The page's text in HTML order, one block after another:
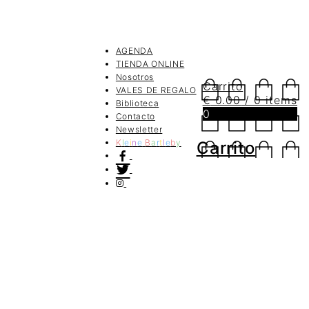
AGENDA
TIENDA ONLINE
Nosotros
VALES DE REGALO
Biblioteca
Contacto
Newsletter
K leine Ba rtleby
Carrito
€0.00 / 0 items
0
Carrito